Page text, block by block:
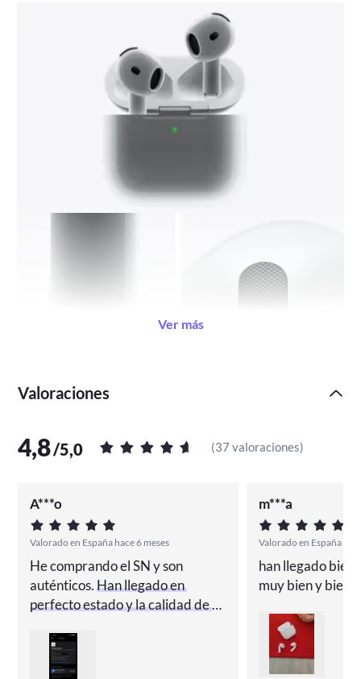
Ver más
Valoraciones
4,8/5,0 (37 valoraciones)
A***o
Valorado en España hace 6 meses
He comprando el SN y son
auténticos. Han llegado en
perfecto estado y la calidad de
m***a
Valorado en España
han llegado bien
muy bien y bien